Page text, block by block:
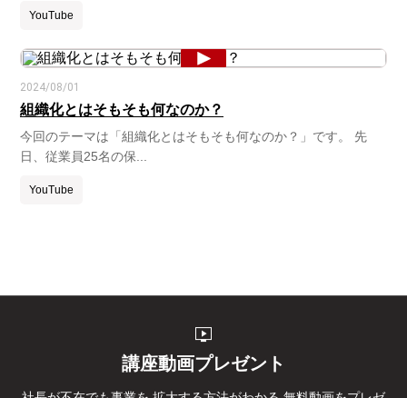
YouTube
2024/08/01
組織化とはそもそも何なのか？
今回のテーマは「組織化とはそもそも何なのか？」です。 先
日、従業員25名の保...
YouTube
live_tv
講座動画プレゼント